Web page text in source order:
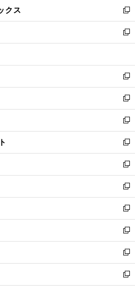
く
で
開
く
ド
ウ
で
開
ィ
ン
ド
ウ
開
く
い
ウ
ィ
ン
ウ
で
開
く
クス
新
し
い
ウ
ン
ド
ウ
で
開
く
新
し
ウ
ィ
ン
ド
ウ
で
開
く
新
し
い
ウ
ィ
ン
ド
ウ
で
開
く
新
し
い
ウ
ィ
ン
ド
ウ
で
開
く
新
し
い
ウ
ィ
ン
ド
ウ
で
開
く
新
し
い
ウ
ィ
ン
ド
ウ
で
開
く
新
し
い
ウ
ィ
ン
ド
ウ
で
開
く
新
し
い
ウ
ィ
ン
ド
ウ
で
開
新
し
い
ウ
ィ
ン
ド
ウ
新
し
い
ウ
ィ
ン
新
し
い
ウ
新
し